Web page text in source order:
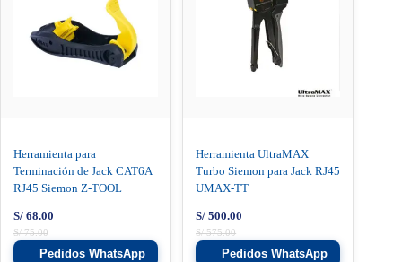
Herramienta para
Terminación de Jack CAT6A
RJ45 Siemon Z-TOOL
S/75.00
S/ 68.00
Pedidos WhatsApp
Herramienta UltraMAX
Turbo Siemon para Jack RJ45
UMAX-TT
S/575.00
S/ 500.00
Pedidos WhatsApp